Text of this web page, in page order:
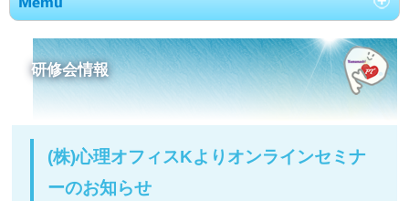
研修会情報
(株)心理オフィスKよりオンラインセミナ
ーのお知らせ